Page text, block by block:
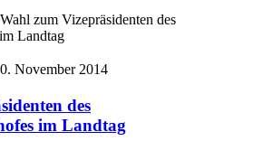
Wahl zum Vizepräsidenten des
Landtag
November 2014
des
im Landtag